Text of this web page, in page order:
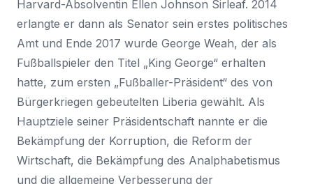
Harvard-Absolventin Ellen Johnson Sirleaf. 2014
erlangte er dann als Senator sein erstes politisches
Amt und Ende 2017 wurde George Weah, der als
Fußballspieler den Titel „King George“ erhalten
hatte, zum ersten „Fußballer-Präsident“ des von
Bürgerkriegen gebeutelten Liberia gewählt. Als
Hauptziele seiner Präsidentschaft nannte er die
Bekämpfung der Korruption, die Reform der
Wirtschaft, die Bekämpfung des Analphabetismus
und die allgemeine Verbesserung der